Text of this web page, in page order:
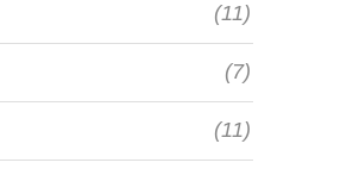
(11)
(7)
(11)